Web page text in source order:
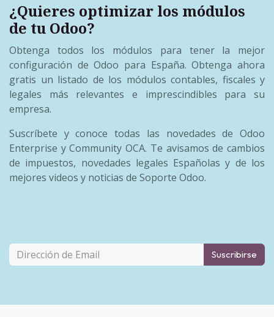
¿Quieres optimizar los módulos
de tu Odoo?
Obtenga todos los módulos para tener la mejor
configuración de Odoo para España. Obtenga ahora
gratis un listado de los módulos contables, fiscales y
legales más relevantes e imprescindibles para su
empresa.
Suscríbete y conoce todas las novedades de Odoo
Enterprise y Community OCA. Te avisamos de cambios
de impuestos, novedades legales Españolas y de los
mejores videos y noticias de Soporte Odoo.
Suscribirse